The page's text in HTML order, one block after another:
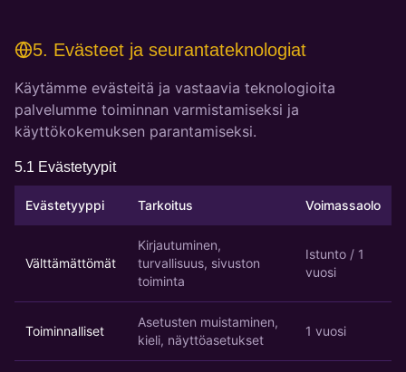
5. Evästeet ja seurantateknologiat
Käytämme evästeitä ja vastaavia teknologioita
palvelumme toiminnan varmistamiseksi ja
käyttökokemuksen parantamiseksi.
5.1 Evästetyypit
Evästetyyppi Tarkoitus Voimassaolo
Välttämättömät
Kirjautuminen,
turvallisuus, sivuston
toiminta
Istunto / 1
vuosi
Toiminnalliset
Asetusten muistaminen,
kieli, näyttöasetukset
1 vuosi